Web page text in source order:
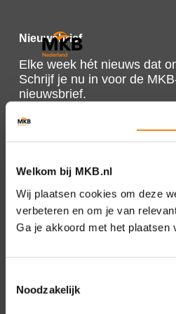
Welkom bij MKB.nl
Wij plaatsen cookies om deze
verbeteren en om je van
Ga je akkoord met het plaatsen
Noodzakelijk
Nieuwsbrief
Elke week hét nieuws dat
Schrijf je nu in voor de
nieuwsbrief.
Direct naar
Over ons
Bezuidenhoutseweg 12